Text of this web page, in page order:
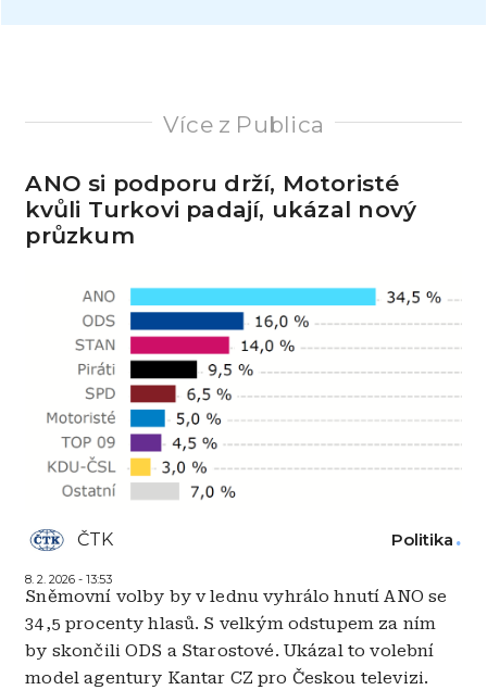
Více z Publica
ANO si podporu drží, Motoristé
kvůli Turkovi padají, ukázal nový
průzkum
ČTK
8. 2. 2026 - 13:53
Politika
Sněmovní volby by v lednu vyhrálo hnutí ANO se
34,5 procenty hlasů. S velkým odstupem za ním
by skončili ODS a Starostové. Ukázal to volební
model agentury Kantar CZ pro Českou televizi.